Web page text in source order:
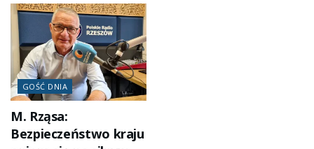
GOŚĆ DNIA
M. Rząsa:
Bezpieczeństwo kraju